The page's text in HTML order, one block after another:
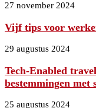
27 november 2024
Vijf tips voor
29 augustus 2024
Tech-Enabled
bestemmingen met
25 augustus 2024